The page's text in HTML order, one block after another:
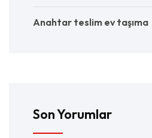
Anahtar teslim ev taşıma
Son Yorumlar